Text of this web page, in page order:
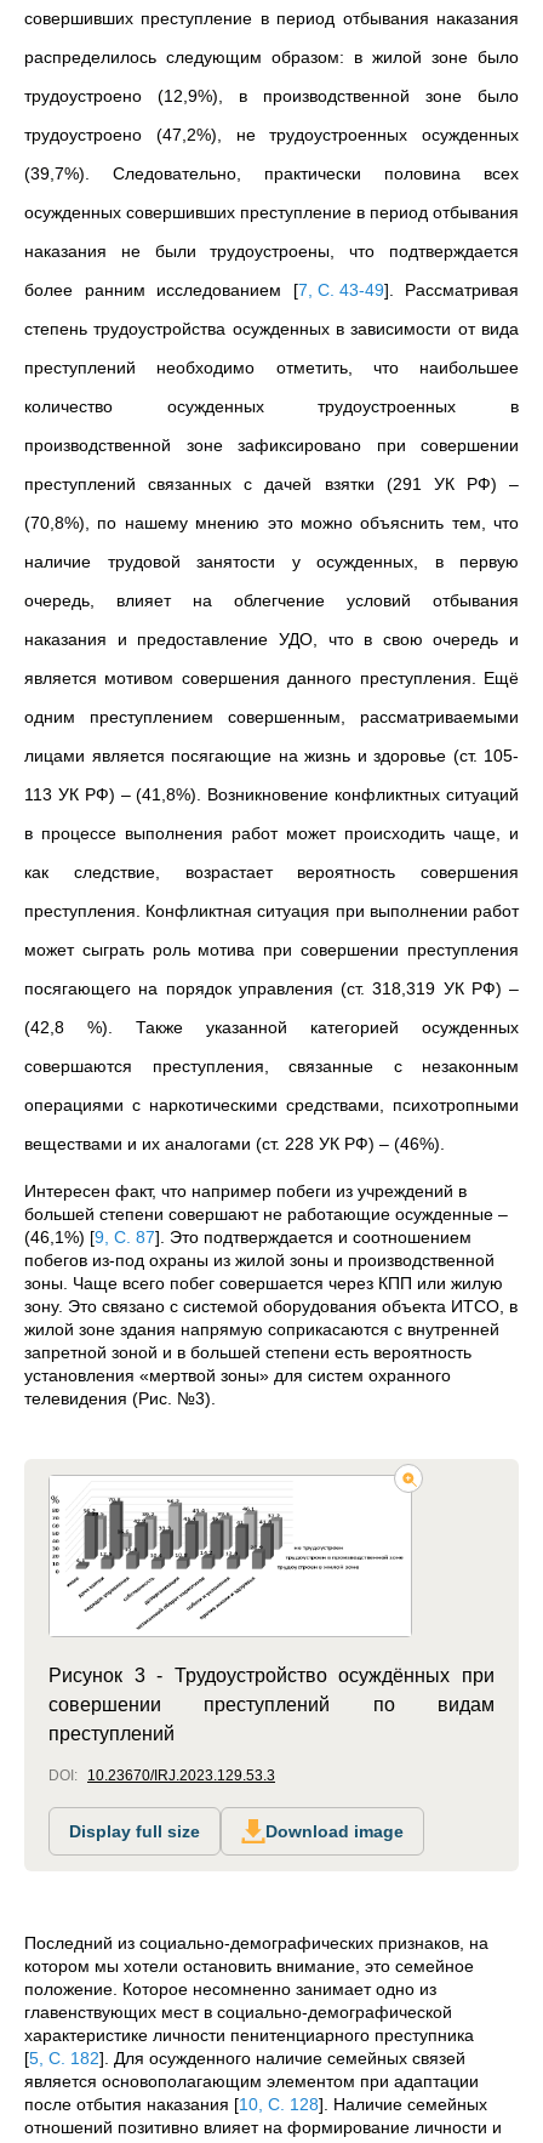
совершивших преступление в период отбывания наказания
распределилось следующим образом: в жилой зоне было
трудоустроено (12,9%), в производственной зоне было
трудоустроено (47,2%), не трудоустроенных осужденных
(39,7%). Следовательно, практически половина всех
осужденных совершивших преступление в период отбывания
наказания не были трудоустроены, что подтверждается
более ранним исследованием
[7, C. 43-49]. Рассматривая
степень трудоустройства осужденных в зависимости от вида
преступлений необходимо отметить, что наибольшее
количество осужденных трудоустроенных в
производственной зоне зафиксировано при совершении
преступлений связанных с дачей взятки (291 УК РФ) –
(70,8%), по нашему мнению это можно объяснить тем, что
наличие трудовой занятости у осужденных, в первую
очередь, влияет на облегчение условий отбывания
наказания и предоставление УДО, что в свою очередь и
является мотивом совершения данного преступления. Ещё
одним преступлением совершенным, рассматриваемыми
лицами является посягающие на жизнь и здоровье (ст. 105-
113 УК РФ) – (41,8%). Возникновение конфликтных ситуаций
в процессе выполнения работ может происходить чаще, и
как следствие, возрастает вероятность совершения
преступления. Конфликтная ситуация при выполнении работ
может сыграть роль мотива при совершении преступления
посягающего на порядок управления (ст. 318,319 УК РФ) –
(42,8 %). Также указанной категорией осужденных
совершаются преступления, связанные с незаконным
операциями с наркотическими средствами, психотропными
веществами и их аналогами (ст. 228 УК РФ) – (46%).
Интересен факт, что например побеги из учреждений в
большей степени совершают не работающие осужденные –
(46,1%) [9, C. 87]. Это подтверждается и соотношением
побегов из-под охраны из жилой зоны и производственной
зоны. Чаще всего побег совершается через КПП или жилую
зону. Это связано с системой оборудования объекта ИТСО, в
жилой зоне здания напрямую соприкасаются с внутренней
запретной зоной и в большей степени есть вероятность
установления «мертвой зоны» для систем охранного
телевидения (Рис. №3).
Рисунок 3 - Трудоустройство осуждённых при
совершении преступлений по видам
преступлений
DOI: 10.23670/IRJ.2023.129.53.3
Display full size Download image
Последний из социально-демографических признаков, на
котором мы хотели остановить внимание, это семейное
положение. Которое несомненно занимает одно из
главенствующих мест в социально-демографической
характеристике личности пенитенциарного преступника
[5, C. 182]. Для осужденного наличие семейных связей
является основополагающим элементом при адаптации
после отбытия наказания [10, C. 128]. Наличие семейных
отношений позитивно влияет на формирование личности и